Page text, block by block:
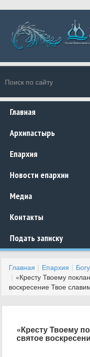
Главная
Архипастырь
Епархия
Новости епархии
Медиа
Контакты
Подать записку
Главная Епархия
«Кресту Твоему
воскресение Твое
«Кресту Твоему
святое